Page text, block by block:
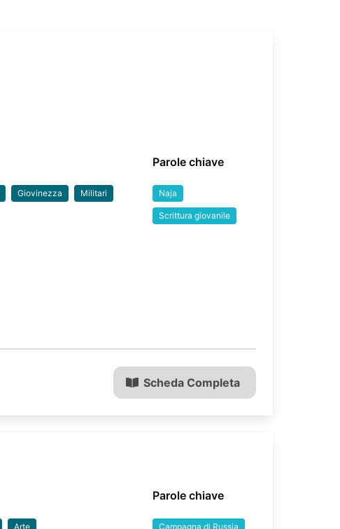
Giovinezza Militari
Parole chiave
Naja
Scrittura giovanile
Scheda Completa
Arte
Parole chiave
Campagna di Russia